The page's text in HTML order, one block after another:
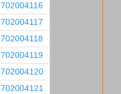
702004116
702004117
702004118
702004119
702004120
702004121